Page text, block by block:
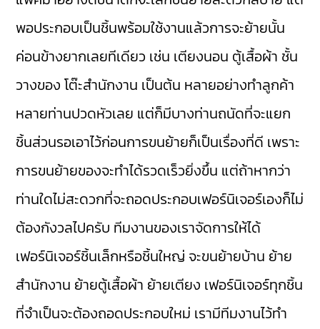
พอประกอบเป็นชิ้นพร้อมใช้งานแล้วการจะย้ายนั้น
ค่อนข้างยากเลยทีเดียว เช่น เตียงนอน ตู้เสื้อผ้า ชั้น
วางของ โต๊ะสำนักงาน เป็นต้น หลายอย่างทำลูกค้า
หลายท่านปวดหัวเลย แต่ก็มีบางท่านถนัดที่จะแยก
ชิ้นส่วนรอเอาไว้ก่อนการขนย้ายก็เป็นเรื่องที่ดี เพราะ
การขนย้ายของจะทำได้รวดเร็วยิ่งขึ้น แต่ถ้าหากว่า
ท่านใดไม่สะดวกที่จะถอดประกอบเฟอร์นิเจอร์เองก็ไม่
ต้องกังวลไปครับ ทีมงานของเราจัดการให้ได้
เฟอร์นิเจอร์ชิ้นเล็กหรือชิ้นใหญ่ จะขนย้ายบ้าน ย้าย
สำนักงาน ย้ายตู้เสื้อผ้า ย้ายเตียง เฟอร์นิเจอร์ทุกชิ้น
ที่จำเป็นจะต้องถอดประกอบใหม่ เรามีทีมงานไว้ทำ